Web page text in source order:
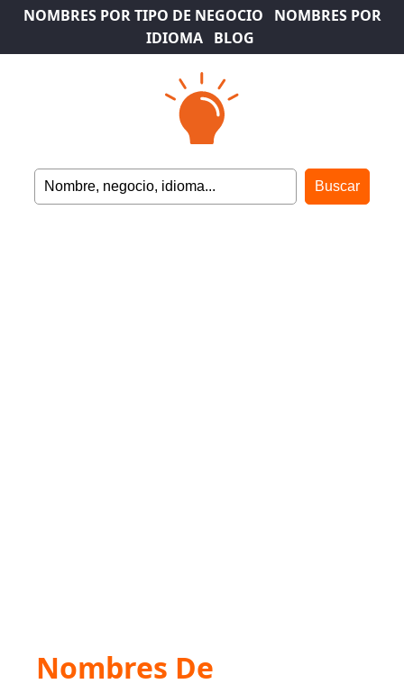
NOMBRES POR TIPO DE NEGOCIO
NOMBRES POR
IDIOMA
BLOG
Nombres De